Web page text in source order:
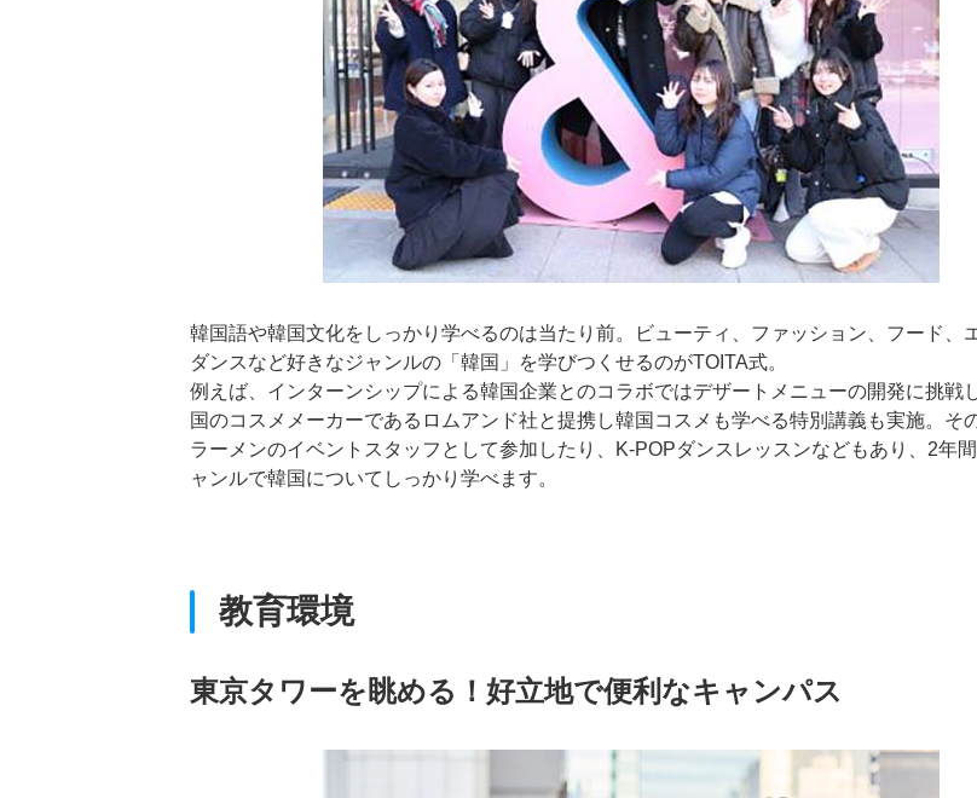
韓国語や韓国文化をしっかり学べるのは当たり前。ビューティ、ファッション、フード、
ダンスなど好きなジャンルの「韓国」を学びつくせるのがTOITA式。
例えば、インターンシップによる韓国企業とのコラボではデザートメニューの開発に挑戦
国のコスメメーカーであるロムアンド社と提携し韓国コスメも学べる特別講義も実施。そ
ラーメンのイベントスタッフとして参加したり、K-POPダンスレッスンなどもあり、2年
ャンルで韓国についてしっかり学べます。
教育環境
東京タワーを眺める！好立地で便利なキャンパス